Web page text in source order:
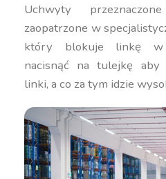
Uchwyty
zaopatrzone w
który blokuje linkę w
nacisnąć na tulejkę aby
linki, a co za tym idzie